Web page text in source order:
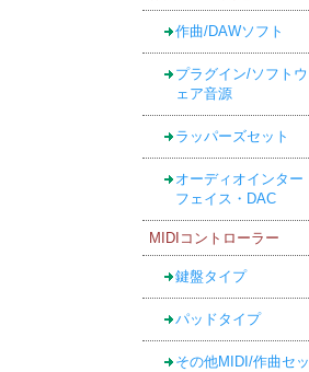
作曲/DAWソフト
プラグイン/ソフトウ
ェア音源
ラッパーズセット
オーディオインター
フェイス・DAC
MIDIコントローラー
鍵盤タイプ
パッドタイプ
その他MIDI/作曲セッ